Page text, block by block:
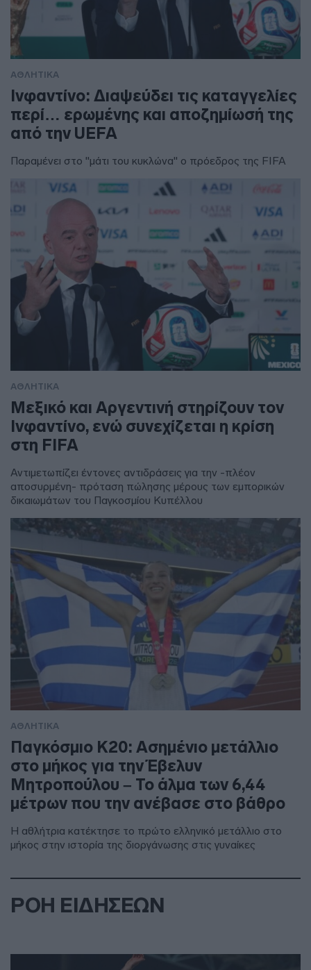
ΑΘΛΗΤΙΚΑ
Ινφαντίνο: Διαψεύδει τις καταγγελίες
περί… ερωμένης και αποζημίωσή της
από την UEFA
Παραμένει στο "μάτι του κυκλώνα" ο πρόεδρος της FIFA
ΑΘΛΗΤΙΚΑ
Μεξικό και Αργεντινή στηρίζουν τον
Ινφαντίνο, ενώ συνεχίζεται η κρίση
στη FIFA
Αντιμετωπίζει έντονες αντιδράσεις για την -πλέον
αποσυρμένη- πρόταση πώλησης μέρους των εμπορικών
δικαιωμάτων του Παγκοσμίου Κυπέλλου
ΑΘΛΗΤΙΚΑ
Παγκόσμιο Κ20: Ασημένιο μετάλλιο
στο μήκος για την Έβελυν
Μητροπούλου – Το άλμα των 6,44
μέτρων που την ανέβασε στο βάθρο
Η αθλήτρια κατέκτησε το πρώτο ελληνικό μετάλλιο στο
μήκος στην ιστορία της διοργάνωσης στις γυναίκες
ΡΟΗ ΕΙΔΗΣΕΩΝ